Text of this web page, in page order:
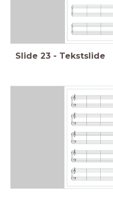
Slide 23 - Tekstslide